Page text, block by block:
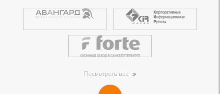
Посмотреть все